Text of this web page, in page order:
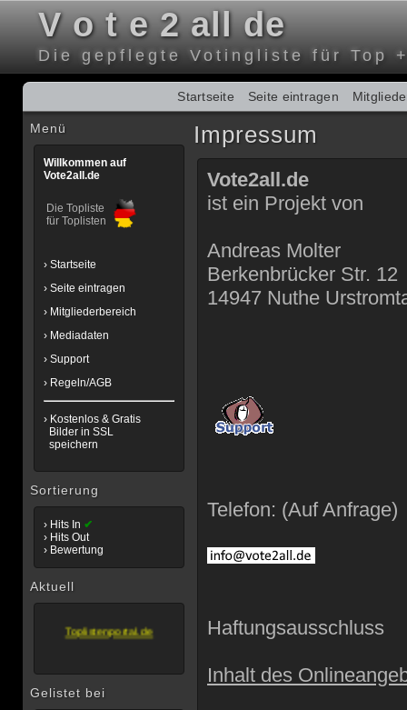
V o t e 2 all de
Die gepflegte Votingliste für Top
Startseite Seite eintragen
Menü
Willkommen auf
Vote2all.de
Die Topliste
für Toplisten
› Startseite
› Seite eintragen
› Mitgliederbereich
› Mediadaten
› Support
› Regeln/AGB
› Kostenlos & Gratis
Bilder in SSL
speichern
Sortierung
› Hits In ✔
› Hits Out
› Bewertung
Aktuell
Unsere Allgemeine
Topliste...
Gelistet mit System
Gelistet bei
Impressum
Vote2all.de
ist ein Projekt von
Andreas Molter
Berkenbrücker Str. 12
14947 Nuthe
Telefon: (Auf Anfrage)
Haftungsausschluss
Inhalt des